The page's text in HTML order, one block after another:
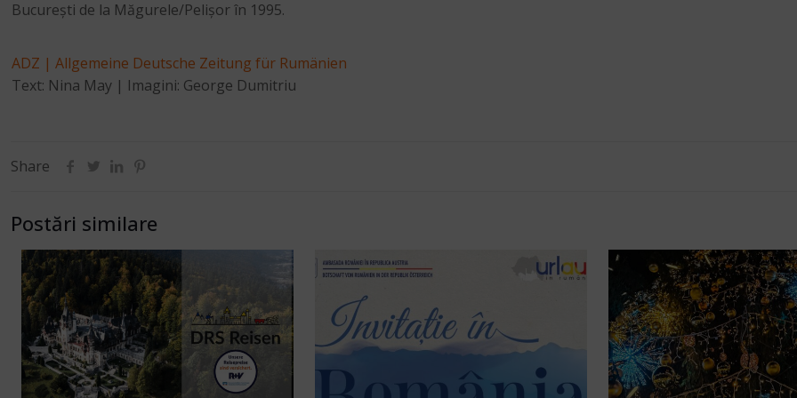
București de la Măgurele/Pelișor în 1995.
ADZ | Allgemeine Deutsche Zeitung für Rumänien
Text: Nina May | Imagini: George Dumitriu
Share
Postări similare